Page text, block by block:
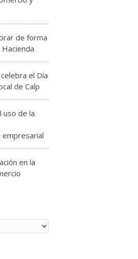
de forma
el Día
de Calp
uso de la
en la